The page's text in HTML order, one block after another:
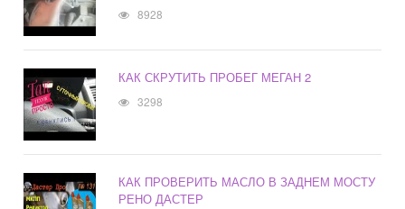
8928
КАК СКРУТИТЬ ПРОБЕГ МЕГАН 2
3298
КАК ПРОВЕРИТЬ МАСЛО В ЗАДНЕМ МОСТУ
РЕНО ДАСТЕР